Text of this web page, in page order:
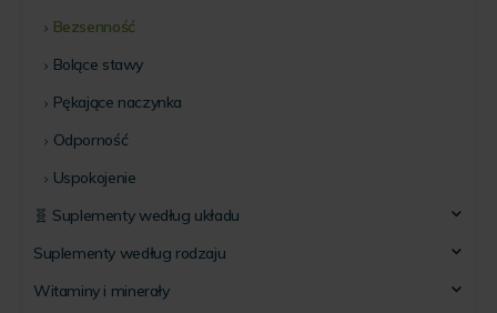
Bezsenność
Bolące stawy
Pękające naczynka
Odporność
Uspokojenie
🧬 Suplementy według układu
Suplementy według rodzaju
Witaminy i minerały